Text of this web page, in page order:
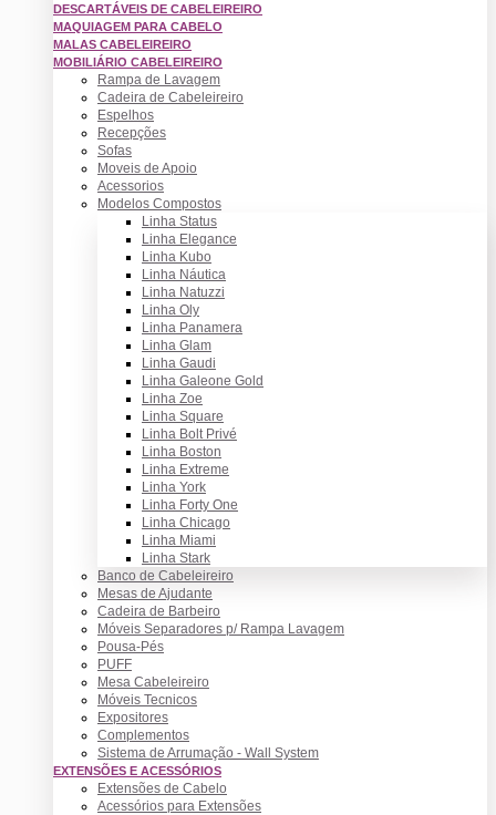
DESCARTÁVEIS DE CABELEIREIRO
MAQUIAGEM PARA CABELO
MALAS CABELEIREIRO
MOBILIÁRIO CABELEIREIRO
Rampa de Lavagem
Cadeira de Cabeleireiro
Espelhos
Recepções
Sofas
Moveis de Apoio
Acessorios
Modelos Compostos
Linha Status
Linha Elegance
Linha Kubo
Linha Náutica
Linha Natuzzi
Linha Oly
Linha Panamera
Linha Glam
Linha Gaudi
Linha Galeone Gold
Linha Zoe
Linha Square
Linha Bolt Privé
Linha Boston
Linha Extreme
Linha York
Linha Forty One
Linha Chicago
Linha Miami
Linha Stark
Banco de Cabeleireiro
Mesas de Ajudante
Cadeira de Barbeiro
Móveis Separadores p/ Rampa Lavagem
Pousa-Pés
PUFF
Mesa Cabeleireiro
Móveis Tecnicos
Expositores
Complementos
Sistema de Arrumação - Wall System
EXTENSÕES E ACESSÓRIOS
Extensões de Cabelo
Acessórios para Extensões